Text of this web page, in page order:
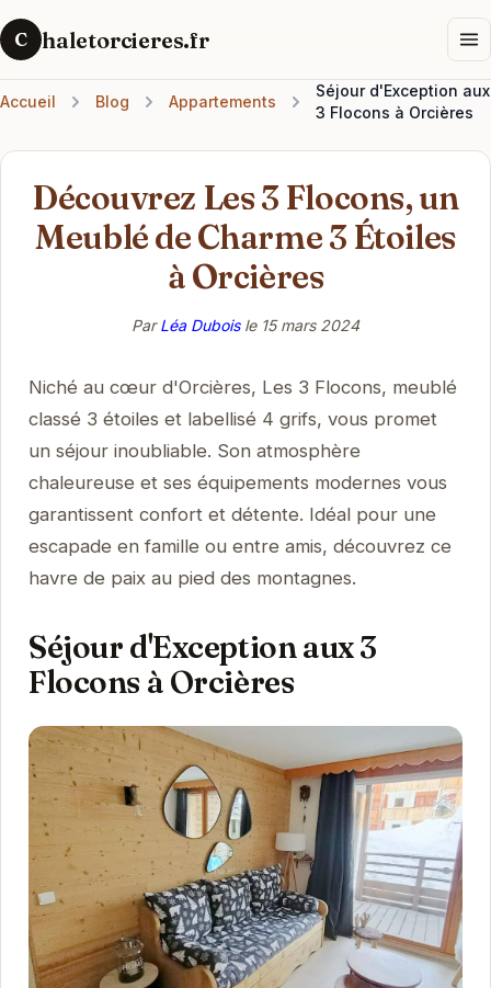
C haletorcieres.fr
Accueil Blog Appartements
Séjour d'Exception aux
3 Flocons à Orcières
Découvrez Les 3 Flocons, un
Meublé de Charme 3 Étoiles
à Orcières
ParLéa Duboisle 15 mars 2024
Niché au cœur d'Orcières, Les 3 Flocons, meublé
classé 3 étoiles et labellisé 4 grifs, vous promet
un séjour inoubliable. Son atmosphère
chaleureuse et ses équipements modernes vous
garantissent confort et détente. Idéal pour une
escapade en famille ou entre amis, découvrez ce
havre de paix au pied des montagnes.
Séjour d'Exception aux 3
Flocons à Orcières